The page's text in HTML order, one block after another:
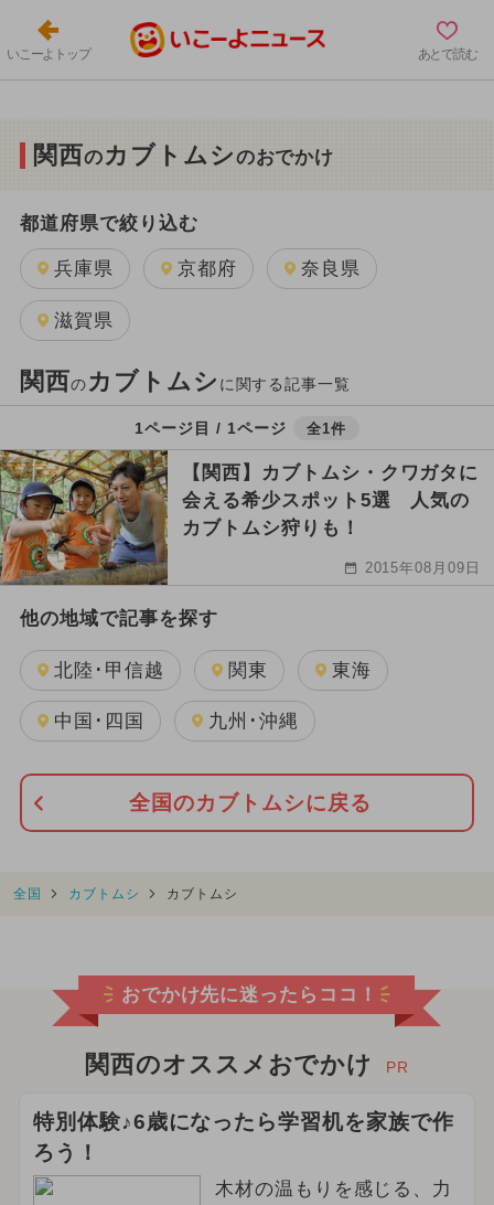
いこーよトップ あとで読む
関西の カブトムシのおでかけ
都道府県で絞り込む
兵庫県 京都府 奈良県
滋賀県
関西のカブトムシ に関する記事一覧
1ページ目 / 1ページ 全1件
【関西】カブトムシ・クワガタに
会える希少スポット5選 人気の
カブトムシ狩りも！
2015年08月09日
他の地域で記事を探す
北陸･甲信越 関東 東海
中国･四国 九州･沖縄
全国のカブトムシに戻る
全国 カブトムシ カブトムシ
おでかけ先に迷ったらココ！
関西のオススメおでかけ PR
特別体験♪6歳になったら学習机を家族で作
ろう！
木材の温もりを感じる、力